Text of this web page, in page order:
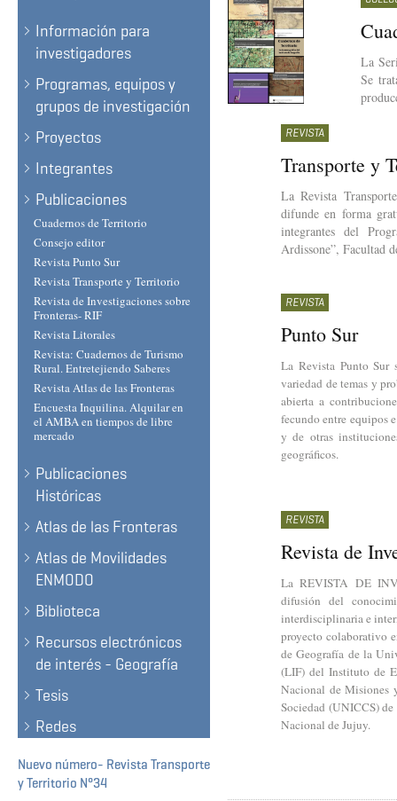
Información para
investigadores
Programas, equipos y
grupos de investigación
Proyectos
Integrantes
Publicaciones
Cuadernos de Territorio
Consejo editor
Revista Punto Sur
Revista Transporte y Territorio
Revista de Investigaciones sobre
Fronteras- RIF
Revista Litorales
Revista: Cuadernos de Turismo
Rural. Entretejiendo Saberes
Revista Atlas de las Fronteras
Encuesta Inquilina. Alquilar en
el AMBA en tiempos de libre
mercado
Publicaciones
Históricas
Atlas de las Fronteras
Atlas de Movilidades
ENMODO
Biblioteca
Recursos electrónicos
de interés - Geografía
Tesis
Redes
Nuevo número- Revista Transporte
y Territorio N°34
La
Se
REVISTA
Transporte y
La Revista
difunde en forma
integrantes del
Ardissone”, Facultad
REVISTA
Punto Sur
La Revista Punto Sur
variedad de temas y
abierta a
fecundo entre equipos
y de otras
geográficos.
REVISTA
Revista de
La REVISTA DE
difusión del
interdisciplinaria e
proyecto colaborativo
de Geografía de la
(LIF) del Instituto de
Nacional de Misiones
Sociedad (UNICCS)
Nacional de Jujuy.